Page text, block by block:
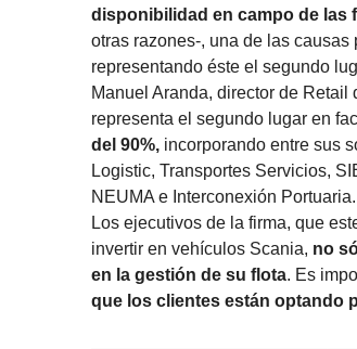
disponibilidad en campo de las
otras razones-, una de las
representando éste el segundo
Manuel Aranda, director de
representa el segundo lugar en
del 90%, incorporando entre sus
Logistic, Transportes Servicios,
NEUMA e Interconexión Portuaria.
Los ejecutivos de la firma, que
invertir en vehículos Scania, no
en la gestión de su flota. Es
que los clientes están optando